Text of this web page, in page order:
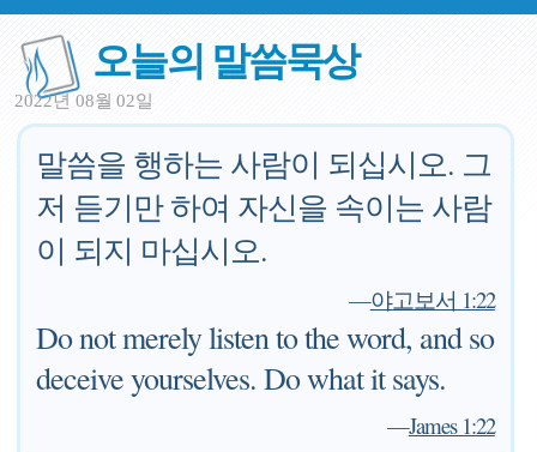
오늘의 말씀묵상
2022년 08월 02일
말씀을 행하는 사람이 되십시오. 그
저 듣기만 하여 자신을 속이는 사람
이 되지 마십시오.
—야고보서 1:22
Do not merely listen to the word, and so
deceive yourselves. Do what it says.
—James 1:22